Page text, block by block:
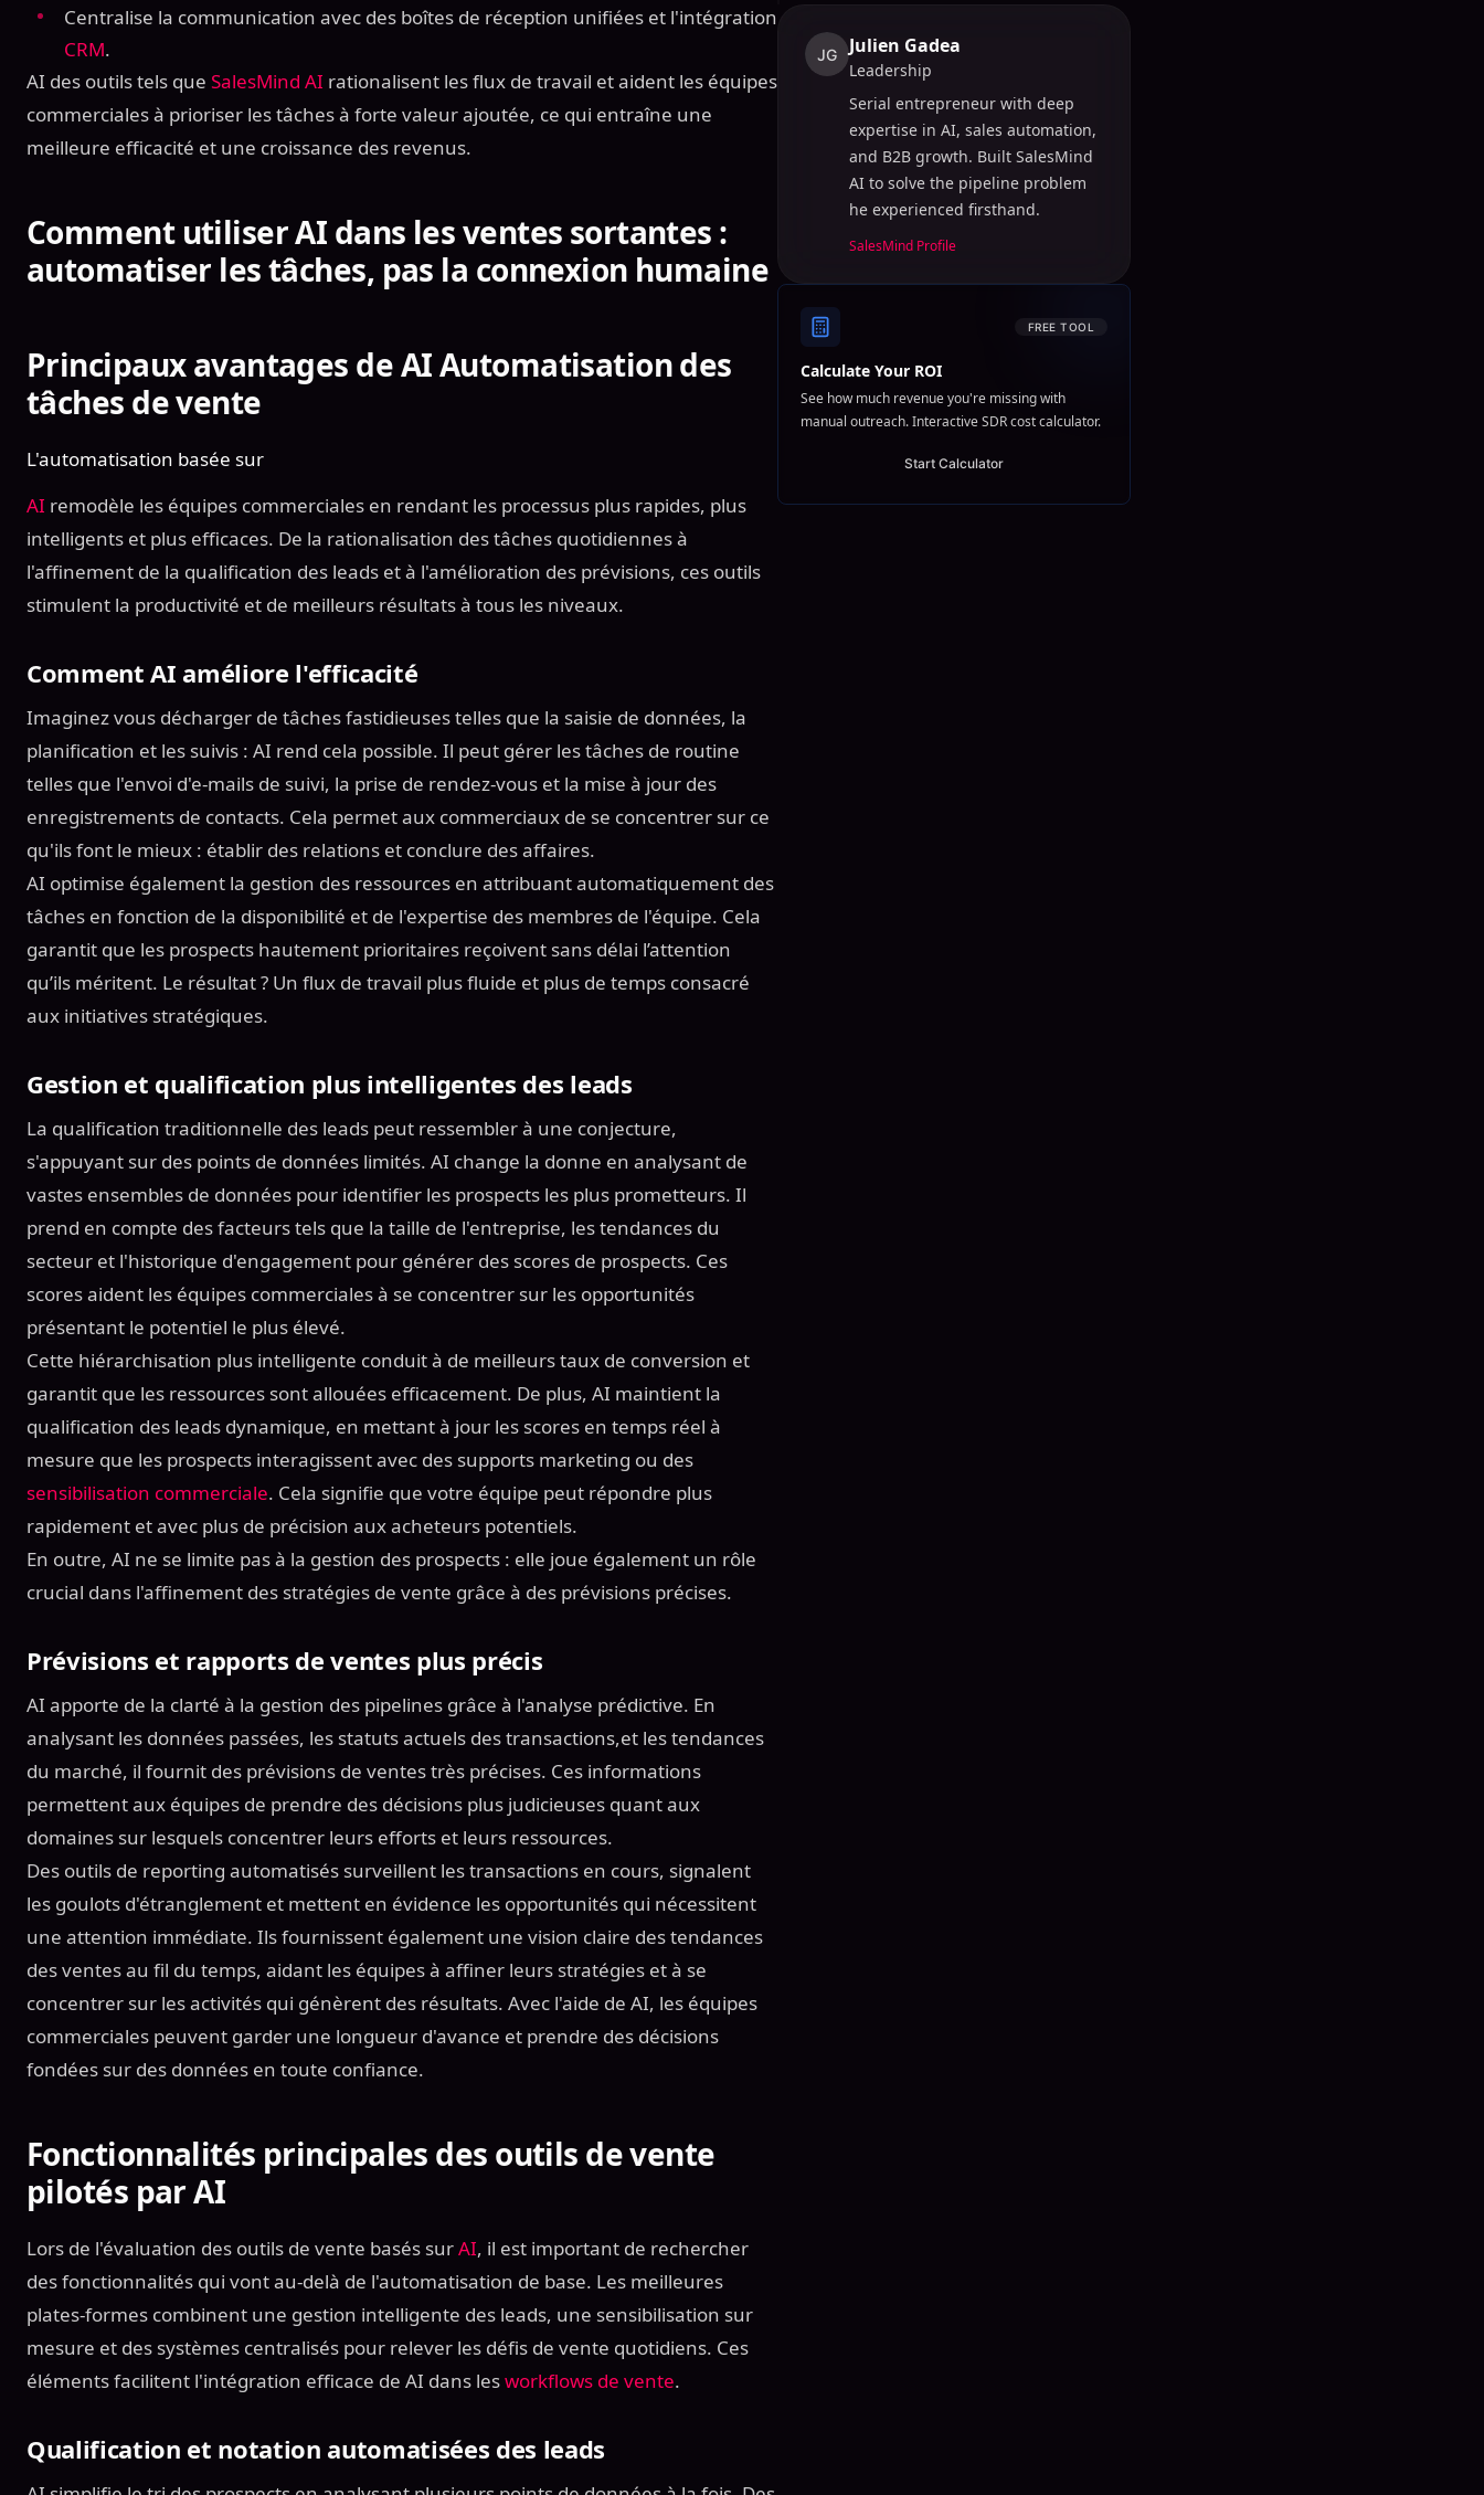
Centralise la communication avec des boîtes de réception unifiées et l'intégration
CRM.
AI des outils tels que SalesMind AI rationalisent les flux de travail et aident les équipes
commerciales à prioriser les tâches à forte valeur ajoutée, ce qui entraîne une
meilleure efficacité et une croissance des revenus.
Comment utiliser AI dans les ventes sortantes :
automatiser les tâches, pas la connexion humaine
Principaux avantages de AI Automatisation des
tâches de vente
L'automatisation basée sur
AI remodèle les équipes commerciales en rendant les processus plus rapides, plus
intelligents et plus efficaces. De la rationalisation des tâches quotidiennes à
l'affinement de la qualification des leads et à l'amélioration des prévisions, ces outils
stimulent la productivité et de meilleurs résultats à tous les niveaux.
Comment AI améliore l'efficacité
Imaginez vous décharger de tâches fastidieuses telles que la saisie de données, la
planification et les suivis : AI rend cela possible. Il peut gérer les tâches de routine
telles que l'envoi d'e-mails de suivi, la prise de rendez-vous et la mise à jour des
enregistrements de contacts. Cela permet aux commerciaux de se concentrer sur ce
qu'ils font le mieux : établir des relations et conclure des affaires.
AI optimise également la gestion des ressources en attribuant automatiquement des
tâches en fonction de la disponibilité et de l'expertise des membres de l'équipe. Cela
garantit que les prospects hautement prioritaires reçoivent sans délai l’attention
qu’ils méritent. Le résultat ? Un flux de travail plus fluide et plus de temps consacré
aux initiatives stratégiques.
Gestion et qualification plus intelligentes des leads
La qualification traditionnelle des leads peut ressembler à une conjecture,
s'appuyant sur des points de données limités. AI change la donne en analysant de
vastes ensembles de données pour identifier les prospects les plus prometteurs. Il
prend en compte des facteurs tels que la taille de l'entreprise, les tendances du
secteur et l'historique d'engagement pour générer des scores de prospects. Ces
scores aident les équipes commerciales à se concentrer sur les opportunités
présentant le potentiel le plus élevé.
Cette hiérarchisation plus intelligente conduit à de meilleurs taux de conversion et
garantit que les ressources sont allouées efficacement. De plus, AI maintient la
qualification des leads dynamique, en mettant à jour les scores en temps réel à
mesure que les prospects interagissent avec des supports marketing ou des
sensibilisation commerciale. Cela signifie que votre équipe peut répondre plus
rapidement et avec plus de précision aux acheteurs potentiels.
En outre, AI ne se limite pas à la gestion des prospects : elle joue également un rôle
crucial dans l'affinement des stratégies de vente grâce à des prévisions précises.
Prévisions et rapports de ventes plus précis
AI apporte de la clarté à la gestion des pipelines grâce à l'analyse prédictive. En
analysant les données passées, les statuts actuels des transactions,et les tendances
du marché, il fournit des prévisions de ventes très précises. Ces informations
permettent aux équipes de prendre des décisions plus judicieuses quant aux
domaines sur lesquels concentrer leurs efforts et leurs ressources.
Des outils de reporting automatisés surveillent les transactions en cours, signalent
les goulots d'étranglement et mettent en évidence les opportunités qui nécessitent
une attention immédiate. Ils fournissent également une vision claire des tendances
des ventes au fil du temps, aidant les équipes à affiner leurs stratégies et à se
concentrer sur les activités qui génèrent des résultats. Avec l'aide de AI, les équipes
commerciales peuvent garder une longueur d'avance et prendre des décisions
fondées sur des données en toute confiance.
Fonctionnalités principales des outils de vente
pilotés par AI
Lors de l'évaluation des outils de vente basés surAI, il est important de rechercher
des fonctionnalités qui vont au-delà de l'automatisation de base. Les meilleures
plates-formes combinent une gestion intelligente des leads, une sensibilisation sur
mesure et des systèmes centralisés pour relever les défis de vente quotidiens. Ces
éléments facilitent l'intégration efficace de AI dans lesworkflows de vente.
Qualification et notation automatisées des leads
JG Julien Gadea
Leadership
Serial entrepreneur with deep
expertise in AI, sales automation,
and B2B growth. Built SalesMind
AI to solve the pipeline problem
he experienced firsthand.
SalesMind Profile
FREE TOOL
Calculate Your ROI
See how much revenue you're missing with
manual outreach. Interactive SDR cost calculator.
Start Calculator